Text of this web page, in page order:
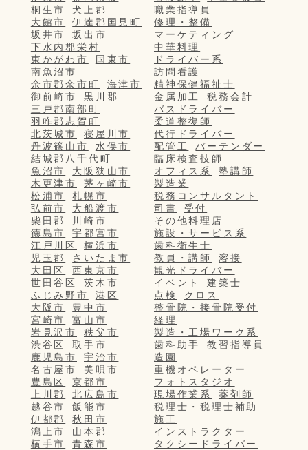
桐生市
犬上郡
大館市
伊達郡国見町
坂井市
坂出市
下水内郡栄村
東かがわ市
国東市
南魚沼市
余市郡余市町
海津市
御前崎市
黒川郡
三戸郡南部町
羽咋郡志賀町
北茨城市
寝屋川市
丹波篠山市
水俣市
結城郡八千代町
魚沼市
大阪狭山市
木更津市
茅ヶ崎市
松浦市
札幌市
弘前市
大船渡市
柴田郡
川崎市
徳島市
宇都宮市
江戸川区
横浜市
児玉郡
さいたま市
大田区
西東京市
世田谷区
茨木市
ふじみ野市
港区
大阪市
豊中市
宮崎市
富山市
岩見沢市
秩父市
渋谷区
取手市
鹿児島市
宇治市
名古屋市
美唄市
豊島区
京都市
上川郡
北広島市
越谷市
飯能市
伊都郡
秋田市
潟上市
山本郡
横手市
青森市
職業指導員
修理・整備
マーケティング
中華料理
ドライバー系
訪問看護
精神保健福祉士
金属加工
税務会計
バスドライバー
柔道整復師
代行ドライバー
配管工
バーテンダー
臨床検査技師
オフィス系
塾講師
製造業
税務コンサルタント
司書
受付
その他料理店
施設・サービス系
歯科衛生士
教員・講師
溶接
観光ドライバー
イベント
建築士
点検
クロス
整骨院・接骨院受付
経理
製造・工場ワーク系
歯科助手
教習指導員
造園
重機オペレーター
フォトスタジオ
現場作業系
薬剤師
税理士・税理士補助
施工
インストラクター
タクシードライバー